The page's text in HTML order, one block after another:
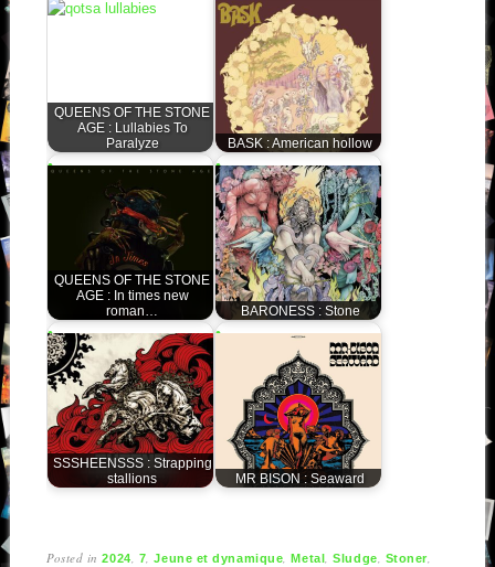
QUEENS OF THE STONE
AGE : Lullabies To
Paralyze
BASK : American hollow
QUEENS OF THE STONE
AGE : In times new
roman…
BARONESS : Stone
SSSHEENSSS : Strapping
stallions
MR BISON : Seaward
Posted in2024 7 ,Jeune et dynamique ,Metal ,Sludge Stoner